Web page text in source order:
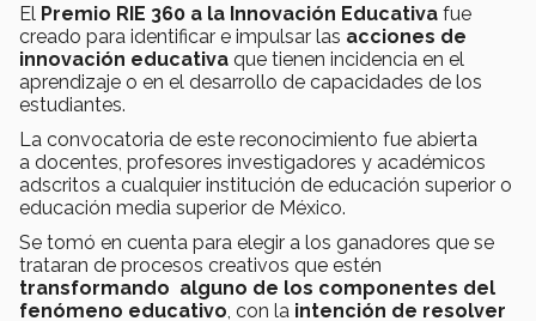
El Premio RIE 360 a la Innovación Educativa fue
creado para identificar e impulsar las acciones de
innovación educativa que tienen incidencia en el
aprendizaje o en el desarrollo de capacidades de los
estudiantes.
La convocatoria de este reconocimiento fue abierta
a docentes, profesores investigadores y académicos
adscritos a cualquier institución de educación superior o
educación media superior de México.
Se tomó en cuenta para elegir a los ganadores que se
trataran de procesos creativos que estén
transformando alguno de los componentes del
fenómeno educativo , con la intención de resolver